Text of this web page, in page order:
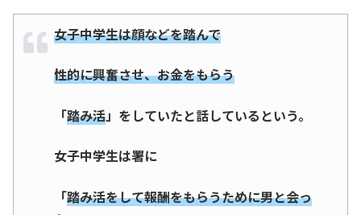
女子中学生は顔などを踏んで
性的に興奮させ、お金をもらう
「踏み活」をしていたと話しているという。
女子中学生は署に
「踏み活をして報酬をもらうために男と会っ